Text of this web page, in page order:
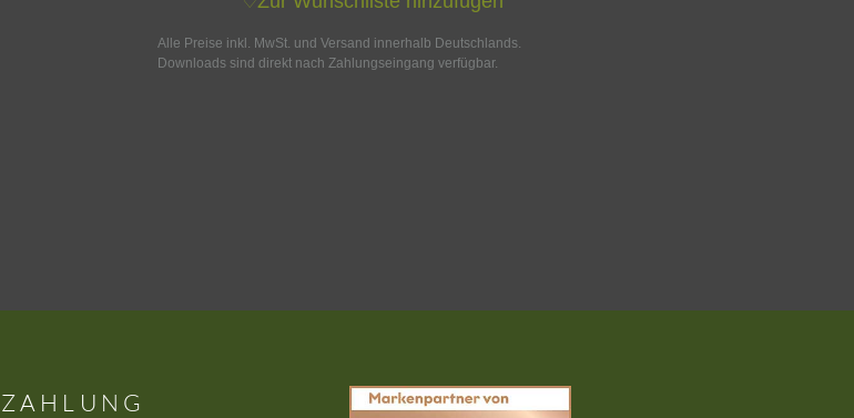
Alle Preise inkl. MwSt. und Versand innerhalb Deutschlands.
Downloads sind direkt nach Zahlungseingang verfügbar.
ZAHLUNG